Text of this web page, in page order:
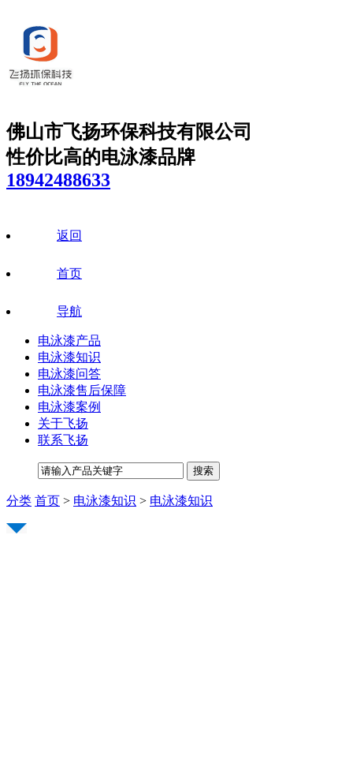
佛山市飞扬环保科技有限公司
性价比高的电泳漆品牌
18942488633
返回
首页
导航
电泳漆产品
电泳漆知识
电泳漆问答
电泳漆售后保障
电泳漆案例
关于飞扬
联系飞扬
分类 首页 > 电泳漆知识 > 电泳漆知识